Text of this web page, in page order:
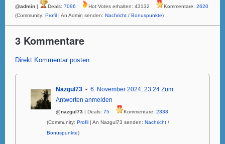
@admin | Deals: 7096 Hot Votes erhalten: 43132 Kommentare: 2620
(Community: Profil | An Admin senden: Nachricht / Bonuspunkte)
3 Kommentare
Direkt Kommentar posten
Nazgul73 6. November 2024, 23:24 Zum
Antworten anmelden
@nazgul73 | Deals: 75 Kommentare: 2338
(Community: Profil | An Nazgul73 senden: Nachricht /
Bonuspunkte)